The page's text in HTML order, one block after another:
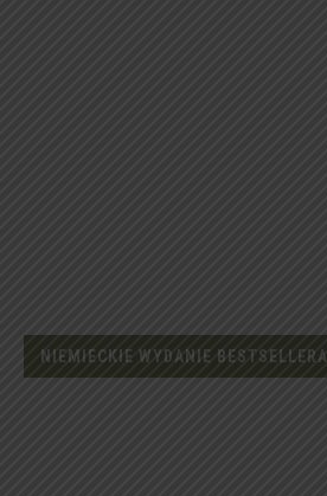
NIEMIECKIE WYDANIE BESTSELLERA